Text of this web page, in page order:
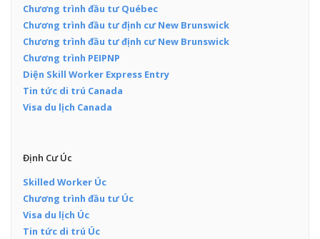
Chương trình đầu tư Québec
Chương trình đầu tư định cư New Brunswick
Chương trình đầu tư định cư New Brunswick
Chương trình PEIPNP
Diện Skill Worker Express Entry
Tin tức di trú Canada
Visa du lịch Canada
Định Cư Úc
Skilled Worker Úc
Chương trình đầu tư Úc
Visa du lịch Úc
Tin tức di trú Úc